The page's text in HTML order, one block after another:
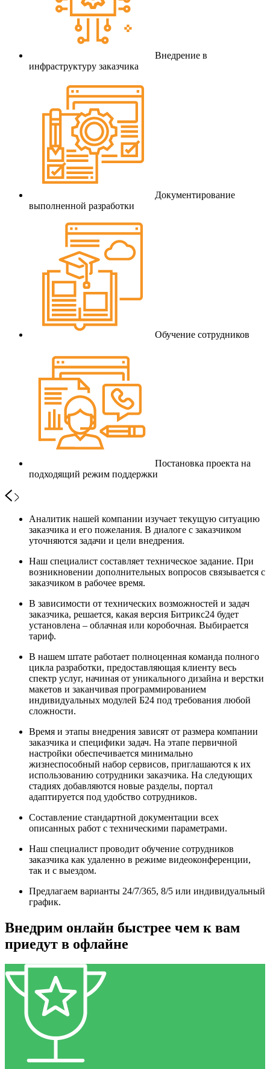
Внедрение в
инфраструктуру заказчика
Документирование
выполненной разработки
Обучение сотрудников
Постановка проекта на
подходящий режим поддержки
Аналитик нашей компании изучает текущую ситуацию
заказчика и его пожелания. В диалоге с заказчиком
уточняются задачи и цели внедрения.
Наш специалист составляет техническое задание. При
возникновении дополнительных вопросов связывается с
заказчиком в рабочее время.
В зависимости от технических возможностей и задач
заказчика, решается, какая версия Битрикс24 будет
установлена – облачная или коробочная. Выбирается
тариф.
В нашем штате работает полноценная команда полного
цикла разработки, предоставляющая клиенту весь
спектр услуг, начиная от уникального дизайна и верстки
макетов и заканчивая программированием
индивидуальных модулей Б24 под требования любой
сложности.
Время и этапы внедрения зависят от размера компании
заказчика и специфики задач. На этапе первичной
настройки обеспечивается минимально
жизнеспособный набор сервисов, приглашаются к их
использованию сотрудники заказчика. На следующих
стадиях добавляются новые разделы, портал
адаптируется под удобство сотрудников.
Составление стандартной документации всех
описанных работ с техническими параметрами.
Наш специалист проводит обучение сотрудников
заказчика как удаленно в режиме видеоконференции,
так и с выездом.
Предлагаем варианты 24/7/365, 8/5 или индивидуальный
график.
Внедрим онлайн быстрее чем к вам
приедут в офлайне